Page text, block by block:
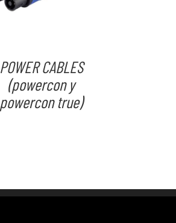
POWER CABLES
(powercon y
powercon true)